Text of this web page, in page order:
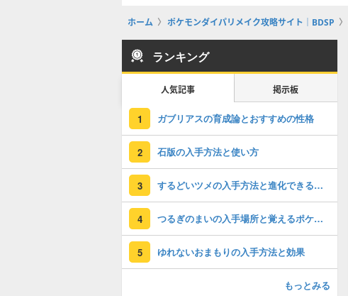
ホーム ポケモンダイパリメイク攻略サイト｜BDSP
ランキング
人気記事 掲示板
1 ガブリアスの育成論とおすすめの性格
2 石版の入手方法と使い方
3 するどいツメの入手方法と進化できるポケモン
4 つるぎのまいの入手場所と覚えるポケモン
5 ゆれないおまもりの入手方法と効果
もっとみる